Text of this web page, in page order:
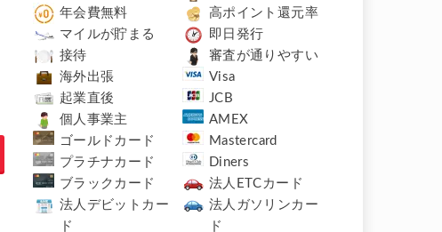
年会費無料
高ポイント還元率
マイルが貯まる
即日発行
接待
審査が通りやすい
海外出張
Visa
起業直後
JCB
個人事業主
AMEX
ゴールドカード
Mastercard
プラチナカード
Diners
ブラックカード
法人ETCカード
法人デビットカー
ド
法人ガソリンカー
ド